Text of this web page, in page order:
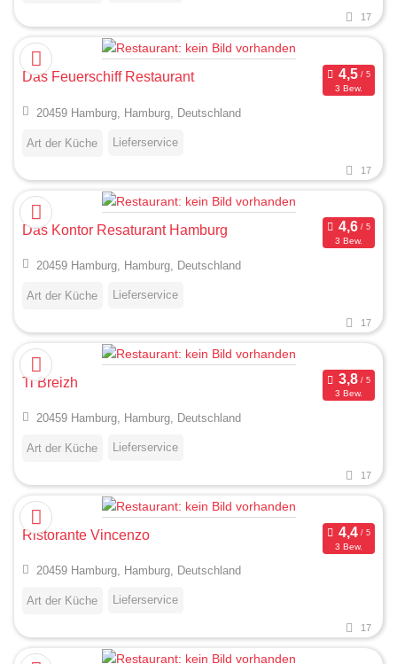
17
Das Feuerschiff Restaurant
3 Bew.
20459 Hamburg, Hamburg, Deutschland
Art der Küche Lieferservice
17
Das Kontor Resaturant Hamburg
3 Bew.
20459 Hamburg, Hamburg, Deutschland
Art der Küche Lieferservice
17
Ti Breizh
3 Bew.
20459 Hamburg, Hamburg, Deutschland
Art der Küche Lieferservice
17
Ristorante Vincenzo
3 Bew.
20459 Hamburg, Hamburg, Deutschland
Art der Küche Lieferservice
17